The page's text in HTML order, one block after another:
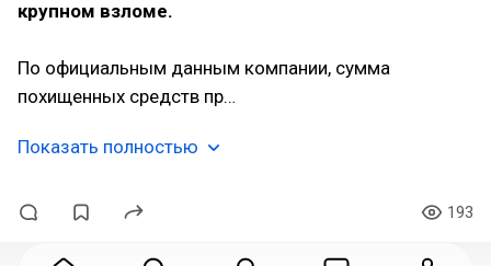
крупном взломе.
По официальным данным компании, сумма
похищенных средств пр…
Показать полностью
193